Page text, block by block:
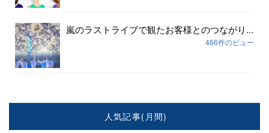
嵐のラストライブで観たお客様とのつながり...
466件のビュー
人気記事(月間)